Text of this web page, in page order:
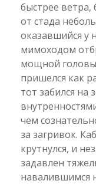
быстрее ветра,
от стада
оказавшийся у
мимоходом
мощной
пришелся как
тот забился
чем
за загривок.
крутнулся, и
задавлен
навалившимся